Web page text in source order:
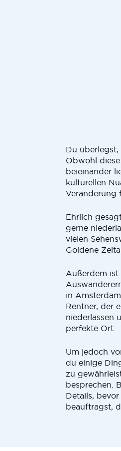
Du
Obwohl
beieinander
kulturellen
Veränderung
Ehrlich
gerne
vielen
Goldene
Außerdem ist
in
Rentner, der
niederlassen
perfekte Ort.
Um jedoch
du einige
zu
besprechen.
Details, bevor
beauftragst,